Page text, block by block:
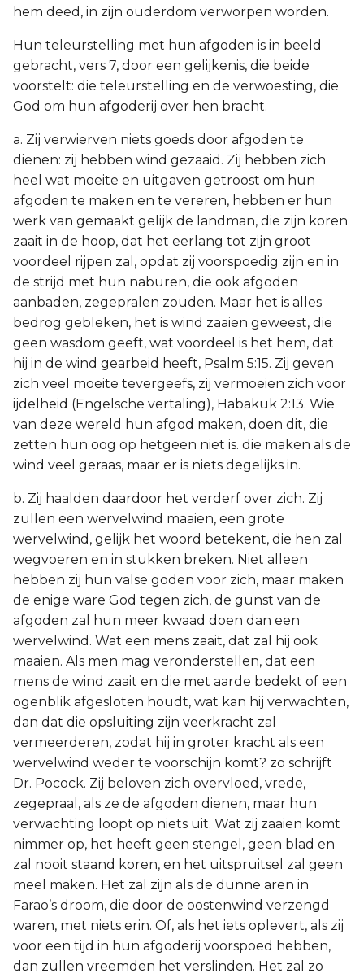
hem deed, in zijn ouderdom verworpen worden.
Hun teleurstelling met hun afgoden is in beeld
gebracht, vers 7, door een gelijkenis, die beide
voorstelt: die teleurstelling en de verwoesting, die
God om hun afgoderij over hen bracht.
a. Zij verwierven niets goeds door afgoden te
dienen: zij hebben wind gezaaid. Zij hebben zich
heel wat moeite en uitgaven getroost om hun
afgoden te maken en te vereren, hebben er hun
werk van gemaakt gelijk de landman, die zijn koren
zaait in de hoop, dat het eerlang tot zijn groot
voordeel rijpen zal, opdat zij voorspoedig zijn en in
de strijd met hun naburen, die ook afgoden
aanbaden, zegepralen zouden. Maar het is alles
bedrog gebleken, het is wind zaaien geweest, die
geen wasdom geeft, wat voordeel is het hem, dat
hij in de wind gearbeid heeft, Psalm 5:15. Zij geven
zich veel moeite tevergeefs, zij vermoeien zich voor
ijdelheid (Engelsche vertaling), Habakuk 2:13. Wie
van deze wereld hun afgod maken, doen dit, die
zetten hun oog op hetgeen niet is. die maken als de
wind veel geraas, maar er is niets degelijks in.
b. Zij haalden daardoor het verderf over zich. Zij
zullen een wervelwind maaien, een grote
wervelwind, gelijk het woord betekent, die hen zal
wegvoeren en in stukken breken. Niet alleen
hebben zij hun valse goden voor zich, maar maken
de enige ware God tegen zich, de gunst van de
afgoden zal hun meer kwaad doen dan een
wervelwind. Wat een mens zaait, dat zal hij ook
maaien. Als men mag veronderstellen, dat een
mens de wind zaait en die met aarde bedekt of een
ogenblik afgesloten houdt, wat kan hij verwachten,
dan dat die opsluiting zijn veerkracht zal
vermeerderen, zodat hij in groter kracht als een
wervelwind weder te voorschijn komt? zo schrijft
Dr. Pocock. Zij beloven zich overvloed, vrede,
zegepraal, als ze de afgoden dienen, maar hun
verwachting loopt op niets uit. Wat zij zaaien komt
nimmer op, het heeft geen stengel, geen blad en
zal nooit staand koren, en het uitspruitsel zal geen
meel maken. Het zal zijn als de dunne aren in
Farao’s droom, die door de oostenwind verzengd
waren, met niets erin. Of, als het iets oplevert, als zij
voor een tijd in hun afgoderij voorspoed hebben,
dan zullen vreemden het verslinden. Het zal zo